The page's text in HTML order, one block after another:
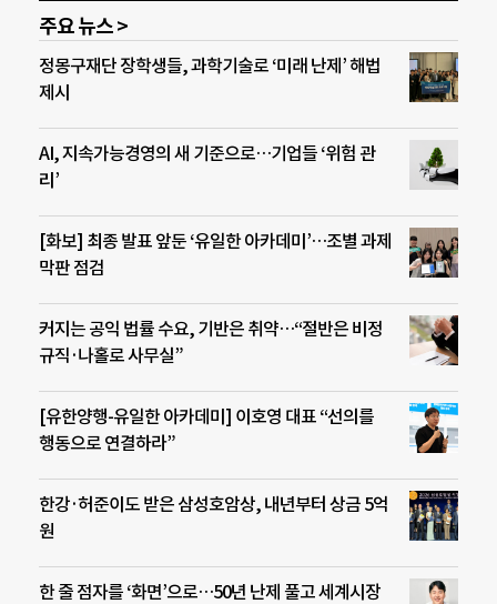
주요 뉴스 >
정몽구재단 장학생들, 과학기술로 ‘미래 난제’ 해법
제시
AI, 지속가능경영의 새 기준으로…기업들 ‘위험 관
리’
[화보] 최종 발표 앞둔 ‘유일한 아카데미’…조별 과제
막판 점검
커지는 공익 법률 수요, 기반은 취약…“절반은 비정
규직·나홀로 사무실”
[유한양행-유일한 아카데미] 이호영 대표 “선의를
행동으로 연결하라”
한강·허준이도 받은 삼성호암상, 내년부터 상금 5억
원
한 줄 점자를 ‘화면’으로…50년 난제 풀고 세계시장